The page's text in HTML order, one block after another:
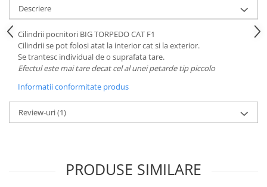
Descriere
Cilindrii pocnitori BIG TORPEDO CAT F1
Cilindrii se pot folosi atat la interior cat si la exterior.
Se trantesc individual de o suprafata tare.
Efectul este mai tare decat cel al unei petarde tip piccolo
Informatii conformitate produs
Review-uri(1)
PRODUSE SIMILARE